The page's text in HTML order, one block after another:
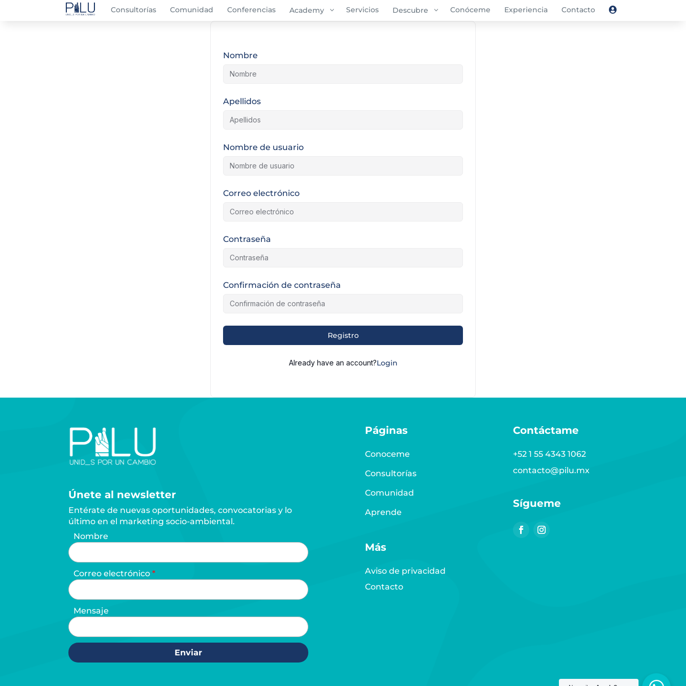
Consultorías Comunidad Conferencias Academy 3 Servicios Descubre 3 Conóceme Experiencia Contacto 
Nombre
Apellidos
Nombre de usuario
Correo electrónico
Contraseña
Confirmación de contraseña
Alternative: Registro
Already have an account?Login
Únete al newsletter
Entérate de nuevas oportunidades, convocatorias y lo
último en el marketing socio-ambiental.
Nombre
Correo electrónico
Mensaje
Enviar
Páginas
Conoceme
Consultorías
Comunidad
Aprende
Más
Aviso de privacidad
Contacto
Contáctame
+52 1 55 4343 1062
contacto@pilu.mx
Sígueme